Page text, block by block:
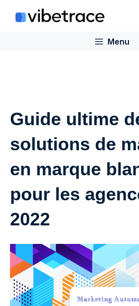
Menu
Guide ultime
solutions de
en marque
pour les
2022